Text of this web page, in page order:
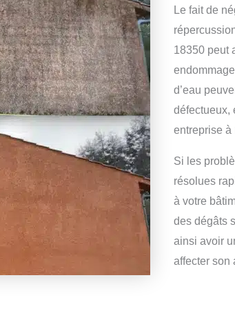
Le fait de
18350 peut
d’eau
défectueux,
entreprise à
Si les
résolues
à votre
des dégâts
ainsi avoir
affecter son